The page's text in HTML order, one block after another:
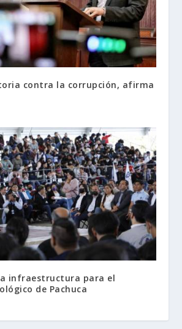
contra la corrupción, afirma
infraestructura para el
de Pachuca